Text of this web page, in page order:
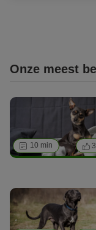
Onze meest
10 min